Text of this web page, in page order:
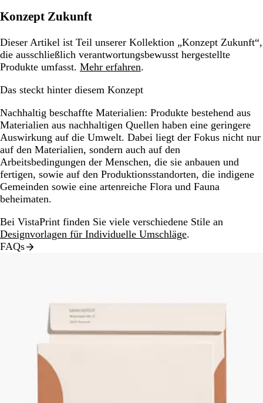
Konzept Zukunft
Dieser Artikel ist Teil unserer Kollektion „Konzept Zukunft“,
die ausschließlich verantwortungsbewusst hergestellte
Produkte umfasst. Mehr erfahren.
Das steckt hinter diesem Konzept
Nachhaltig beschaffte Materialien: Produkte bestehend aus
Materialien aus nachhaltigen Quellen haben eine geringere
Auswirkung auf die Umwelt. Dabei liegt der Fokus nicht nur
auf den Materialien, sondern auch auf den
Arbeitsbedingungen der Menschen, die sie anbauen und
fertigen, sowie auf den Produktionsstandorten, die indigene
Gemeinden sowie eine artenreiche Flora und Fauna
beheimaten.
Bei VistaPrint finden Sie viele verschiedene Stile an
Designvorlagen für Individuelle Umschläge.
FAQs